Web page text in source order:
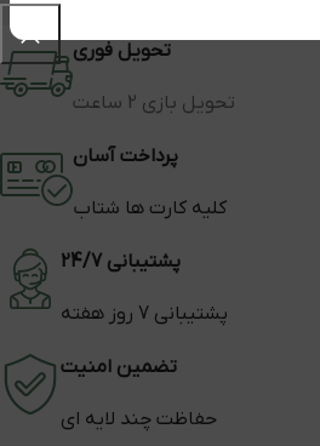
تحویل فوری
تحویل بازی 2 ساعت
پرداخت آسان
کلیه کارت ها شتاب
پشتیبانی 24/7
پشتیبانی 7 روز هفته
تضمین امنیت
حفاظت چند لایه ای